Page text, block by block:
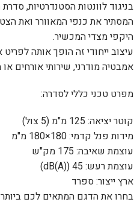
המסתיר את כנפי המאוורר ואת
היקפי מצדי המכשיר.
עיצוב ייחודי זה הופך אותה
אמבטיה מודרני, שירותי אורחים
מפרט טכני כללי לסדרה:
קוטר יציאה: 125 מ"מ (5 צול)
מידות פנל קדמי: 180×180 מ"מ
עוצמת שאיבה: 175 מק"ש
עוצמת רעש: 45 (dB(A))
ארץ ייצור: ספרד
בחרו את הדגם המתאים לכם